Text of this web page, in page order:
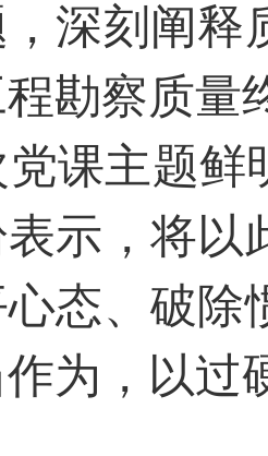
深刻阐释
勘察质量
课主题鲜
示，将以
态、破除
为，以过